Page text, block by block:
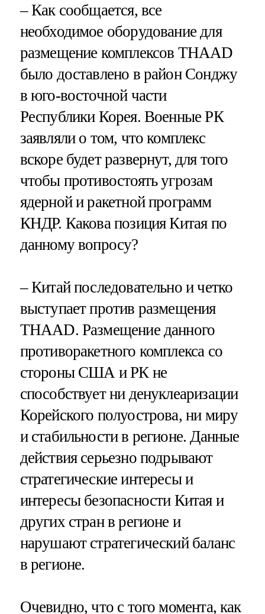
– Как сообщается, все
необходимое оборудование для
размещение комплексов THAAD
было доставлено в район Сонджу
в юго-восточной части
Республики Корея. Военные РК
заявляли о том, что комплекс
вскоре будет развернут, для того
чтобы противостоять угрозам
ядерной и ракетной программ
КНДР. Какова позиция Китая по
данному вопросу?
– Китай последовательно и четко
выступает против размещения
THAAD. Размещение данного
противоракетного комплекса со
стороны США и РК не
способствует ни денуклеаризации
Корейского полуострова, ни миру
и стабильности в регионе. Данные
действия серьезно подрывают
стратегические интересы и
интересы безопасности Китая и
других стран в регионе и
нарушают стратегический баланс
в регионе.
Очевидно, что с того момента, как